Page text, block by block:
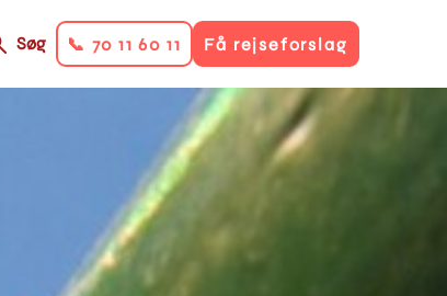
Søg 📞 70 11 60 11 Få rejseforslag